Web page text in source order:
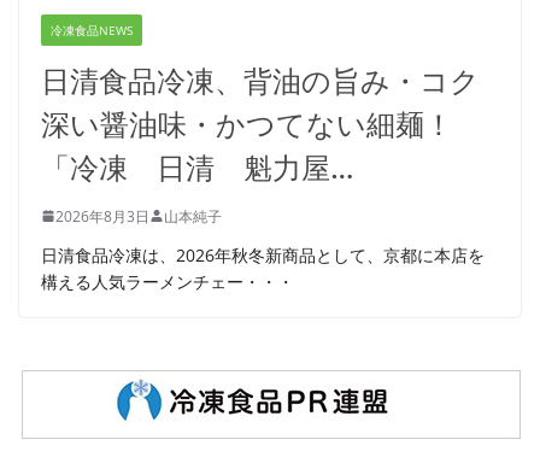
冷凍食品NEWS
日清食品冷凍、背油の旨み・コク
深い醤油味・かつてない細麺！
「冷凍 日清 魁力屋…
2026年8月3日 山本純子
日清食品冷凍は、2026年秋冬新商品として、京都に本店を
構える人気ラーメンチェー・・・